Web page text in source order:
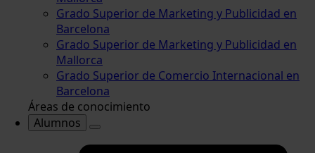
Grado Superior de Marketing y Publicidad en
Barcelona
Grado Superior de Marketing y Publicidad en
Mallorca
Grado Superior de Comercio Internacional en
Barcelona
Áreas de conocimiento
Alumnos